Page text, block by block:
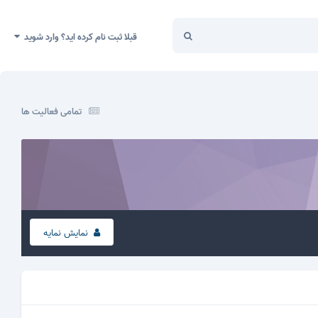
قبلا ثبت نام کرده اید؟ وارد شوید
تمامی فعالیت ها
نمایش نمایه